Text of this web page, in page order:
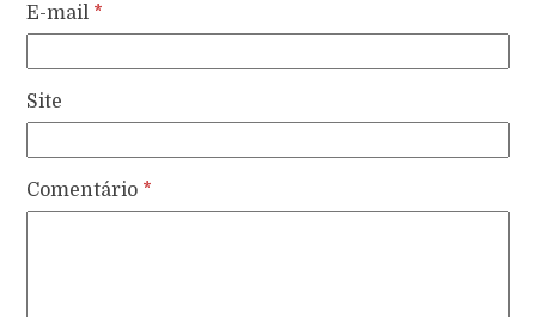
E-mail *
Site
Comentário *